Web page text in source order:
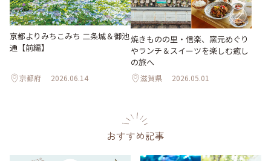
京都よりみちこみち 二条城＆御池
通【前編】
京都府 2026.06.14
焼きものの里・信楽、窯元めぐり
やランチ＆スイーツを楽しむ癒し
の旅へ
滋賀県 2026.05.01
おすすめ記事